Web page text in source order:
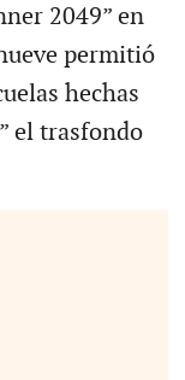
2049” en
permitió
hechas
el trasfondo